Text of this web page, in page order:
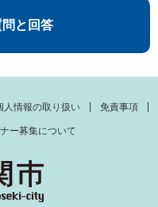
と回答
人情報の取り扱い 免責事項
ー募集について